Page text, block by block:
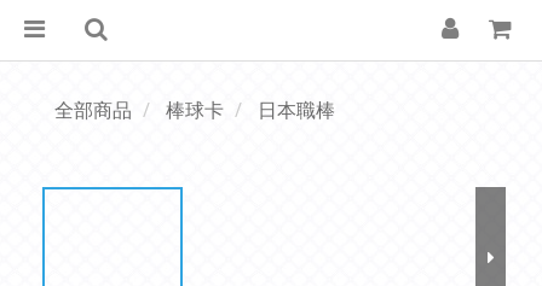
全部商品 棒球卡 日本職棒